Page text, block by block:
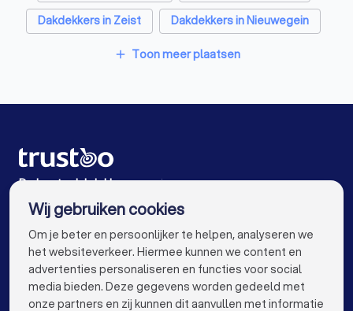
Dakdekkers in Zeist
Dakdekkers in Nieuwegein
Dakdekkers in De Bilt
Dakdekkers in IJsselstein
Dakdekkers in Utrecht
Dakdekkers in Tilburg
Dakdekkers in Groningen
Dakdekkers in Almere
Dakdekkers in Nijmegen
Dakdekkers in Enschede
Dakdekkers in Haarlem
Dakdekkers in Arnhem
Dakdekkers in Amersfoort
add Toon meer plaatsen
De beste dakdekkers voor jou
Wij gebruiken cookies
Om je beter en persoonlijker te helpen, analyseren we
het websiteverkeer. Hiermee kunnen we content en
advertenties personaliseren en functies voor social
media bieden. Deze gegevens worden gedeeld met
onze partners en zij kunnen dit aanvullen met informatie